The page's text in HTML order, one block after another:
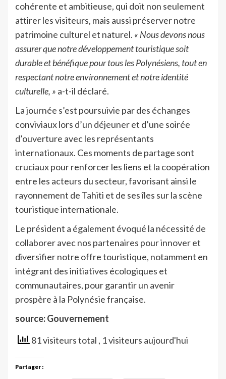
cohérente et ambitieuse, qui doit non seulement
attirer les visiteurs, mais aussi préserver notre
patrimoine culturel et naturel. « Nous devons nous
assurer que notre développement touristique soit
durable et bénéfique pour tous les Polynésiens, tout en
respectant notre environnement et notre identité
culturelle, » a-t-il déclaré.
La journée s’est poursuivie par des échanges
conviviaux lors d’un déjeuner et d’une soirée
d’ouverture avec les représentants
internationaux. Ces moments de partage sont
cruciaux pour renforcer les liens et la coopération
entre les acteurs du secteur, favorisant ainsi le
rayonnement de Tahiti et de ses îles sur la scène
touristique internationale.
Le président a également évoqué la nécessité de
collaborer avec nos partenaires pour innover et
diversifier notre offre touristique, notamment en
intégrant des initiatives écologiques et
communautaires, pour garantir un avenir
prospère à la Polynésie française.
source: Gouvernement
81 visiteurs total , 1 visiteurs aujourd'hui
Partager :